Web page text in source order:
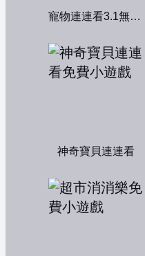
寵物連連看3.1無敵版
神奇寶貝連連看